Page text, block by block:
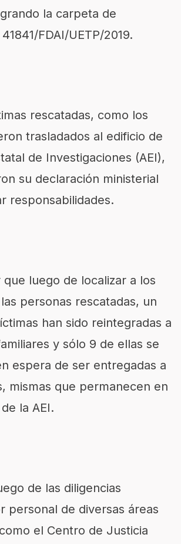
la carpeta de
FDAI/UETP/2019.
rescatadas, como los
trasladados al edificio de
de Investigaciones (AEI),
su declaración ministerial
responsabilidades.
que luego de localizar a los
personas rescatadas, un
han sido reintegradas a
y sólo 9 de ellas se
espera de ser entregadas a
mismas que permanecen en
la AEI.
de las diligencias
personal de diversas áreas
el Centro de Justicia